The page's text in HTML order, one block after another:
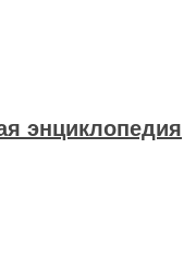
энциклопедия